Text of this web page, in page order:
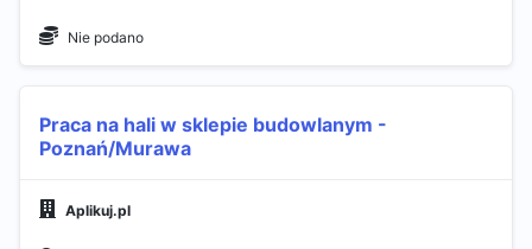
Nie podano
Praca na hali w sklepie budowlanym -
Poznań/Murawa
Aplikuj.pl